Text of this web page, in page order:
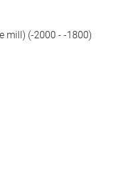
mill) (-2000 - -1800)